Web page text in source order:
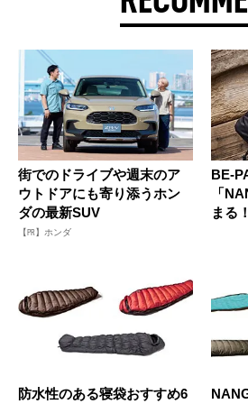
街でのドライブや週末のア
ウトドアにも寄り添うホン
ダの最新SUV
【PR】ホンダ
BE-
「
まる
防水性のある寝袋おすすめ6